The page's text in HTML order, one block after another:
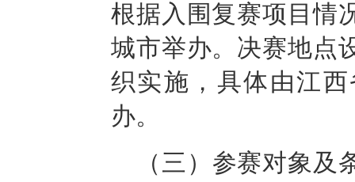
根据入围复赛项目情
城市举办。决赛地点
织实施，具体由江
办。
（三）参赛对象